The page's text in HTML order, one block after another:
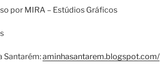
por MIRA – Estúdios Gráficos
Santarém:aminhasantarem.blogspot.com/